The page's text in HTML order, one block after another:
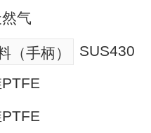
气
（手柄） SUS430